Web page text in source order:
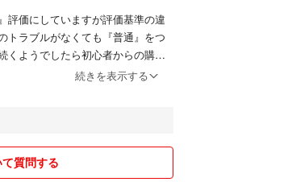
評価にしていますが評価基準の違
トラブルがなくても『普通』をつ
くようでしたら初心者からの購入
メントはしないようお願い致しま
含まず)のおまとめで送料が重複し
続きを表示する
質問する